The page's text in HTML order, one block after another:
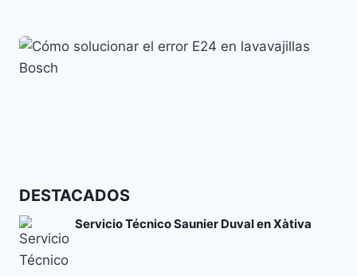
Error E22 en lavavajillas Balay: Causas y soluciones
Códigos de error y su significado
Códigos de error y su significado
DESTACADOS
Servicio Técnico Saunier Duval en Xàtiva